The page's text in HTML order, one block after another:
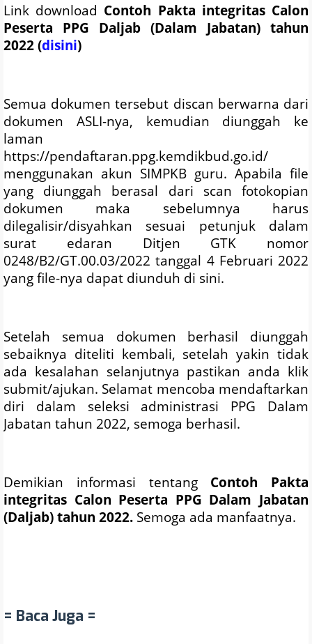
Link download Contoh Pakta integritas Calon
Peserta PPG Daljab (Dalam Jabatan) tahun
2022 (disini)
Semua dokumen tersebut discan berwarna dari
dokumen ASLI-nya, kemudian diunggah ke
laman
https://pendaftaran.ppg.kemdikbud.go.id/
menggunakan akun SIMPKB guru. Apabila file
yang diunggah berasal dari scan fotokopian
dokumen maka sebelumnya harus
dilegalisir/disyahkan sesuai petunjuk dalam
surat edaran Ditjen GTK nomor
0248/B2/GT.00.03/2022 tanggal 4 Februari 2022
yang file-nya dapat diunduh di sini.
Setelah semua dokumen berhasil diunggah
sebaiknya diteliti kembali, setelah yakin tidak
ada kesalahan selanjutnya pastikan anda klik
submit/ajukan. Selamat mencoba mendaftarkan
diri dalam seleksi administrasi PPG Dalam
Jabatan tahun 2022, semoga berhasil.
Demikian informasi tentang Contoh Pakta
integritas Calon Peserta PPG Dalam Jabatan
(Daljab) tahun 2022. Semoga ada manfaatnya.
= Baca Juga =